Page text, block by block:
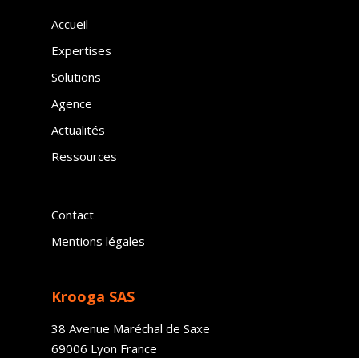
Accueil
Expertises
Solutions
Agence
Actualités
Ressources
Contact
Mentions légales
Krooga SAS
38 Avenue Maréchal de Saxe
69006 Lyon France